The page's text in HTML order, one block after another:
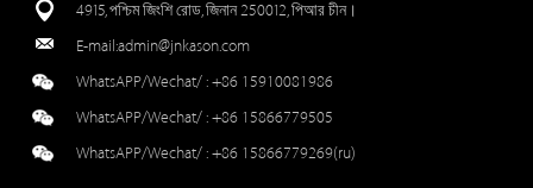
4915, পশ্চিম জিংশি রোড, জিনান 250012, পিআর চীন।
E-mail:admin@jnkason.com
WhatsAPP/Wechat/ :+86 15910081986
WhatsAPP/Wechat/ :+86 15866779505
WhatsAPP/Wechat/ :+86 15866779269(ru)